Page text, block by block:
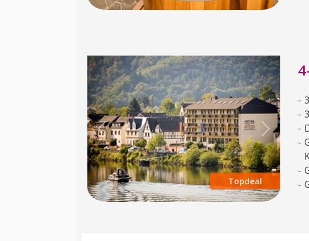
Topdeal
Previous Next